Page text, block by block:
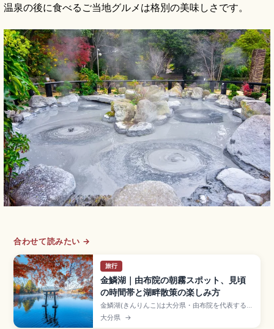
温泉の後に食べるご当地グルメは格別の美味しさです。
合わせて読みたい →
旅行
金鱗湖｜由布院の朝霧スポット、見頃
の時間帯と湖畔散策の楽しみ方
金鱗湖(きんりんこ)は大分県・由布院を代表する小
さな湖で、秋〜冬の早朝に湖面から立ち上る幻想
的な朝霧で知られる景勝地。湧水と温泉水が関わ
大分県 →